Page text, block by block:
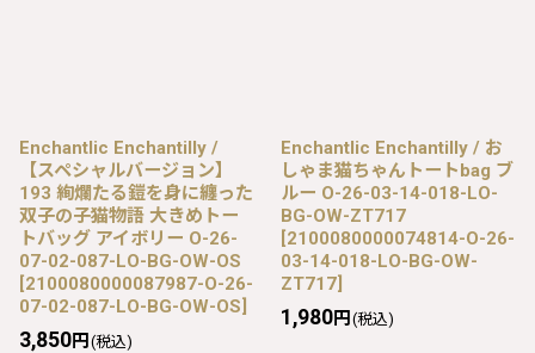
Enchantlic Enchantilly /
【スペシャルバージョン】
193 絢爛たる鎧を身に纏った
双子の子猫物語 大きめトー
トバッグ アイボリー O-26-
07-02-087-LO-BG-OW-OS
[2100080000087987-O-26-
07-02-087-LO-BG-OW-OS]
3,850円 (税込)
Enchantlic Enchantilly / お
しゃま猫ちゃんトートbag ブ
ルー O-26-03-14-018-LO-
BG-OW-ZT717
[2100080000074814-O-26-
03-14-018-LO-BG-OW-
ZT717]
1,980円 (税込)